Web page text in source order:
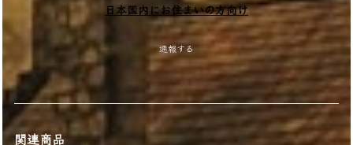
日本国内にお住まいの方向け
通報する
関連商品